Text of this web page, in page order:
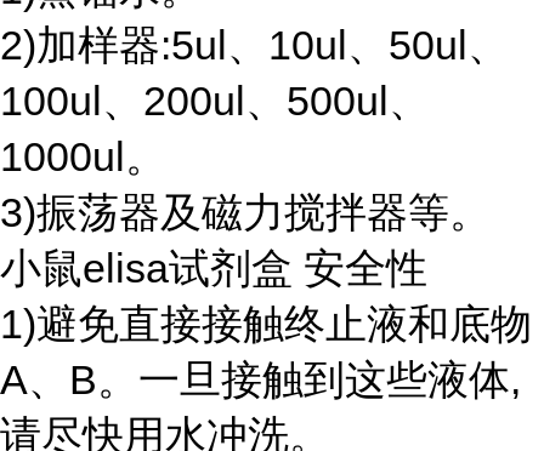
2)加样器:5ul、10ul、50ul、
100ul、200ul、500ul、
1000ul。
3)振荡器及磁力搅拌器等。
小鼠elisa试剂盒 安全性
1)避免直接接触终止液和底物
A、B。一旦接触到这些液体,
请尽快用水冲洗。